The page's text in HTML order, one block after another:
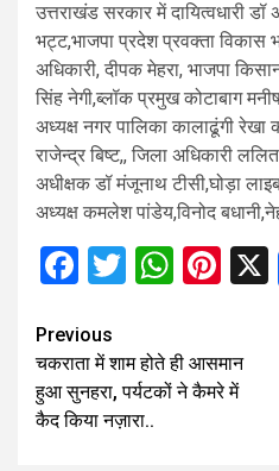
उत्तराखंड सरकार में दायित्वधारी
भट्ट,भाजपा प्रदेश प्रवक्ता विकास
अधिकारी, दीपक मेहरा, भाजपा
सिंह नेगी,ब्लॉक प्रमुख कोटाबाग
अध्यक्ष नगर पालिका कालाढूंगी रेखा
राजेन्द्र बिष्ट,, जिला अधिकारी
अधीक्षक डॉ मंजूनाथ टीसी,घोड़ा
अध्यक्ष कमलेश पांडेय,विनोद
Facebook
Twitter
Continue
Reading
Previous
चकराता में शाम होते ही आसमान
हुआ सुनहरा, पर्यटकों ने कैमरे में
कैद किया नज़ारा..